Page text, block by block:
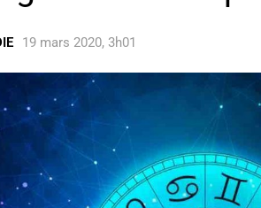
19 mars 2020, 3h01